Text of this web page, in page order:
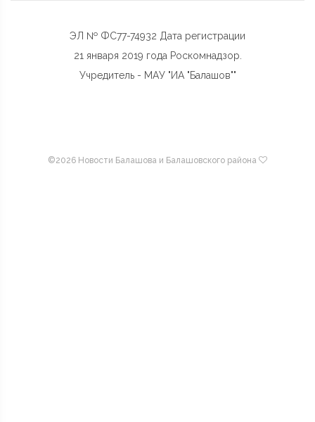
ЭЛ № ФС77-74932 Дата регистрации
21 января 2019 года Роскомнадзор.
Учредитель - МАУ "ИА "Балашов""
©2026 Новости Балашова и Балашовского района